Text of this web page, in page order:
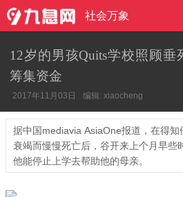
社会万象
12岁的男孩Quits学校照顾
筹集资金
2017年11月03日 编辑: xiaocheng
据中国mediavia AsiaOne报道，在得
衰竭而慢慢死亡后，谷开来上个月早些
他能停止上学去帮助他的母亲。